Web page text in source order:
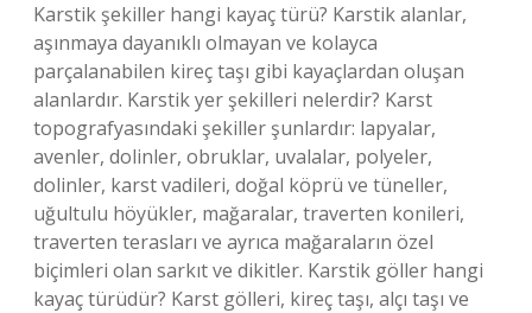
Karstik şekiller hangi kayaç türü? Karstik alanlar,
aşınmaya dayanıklı olmayan ve kolayca
parçalanabilen kireç taşı gibi kayaçlardan oluşan
alanlardır. Karstik yer şekilleri nelerdir? Karst
topografyasındaki şekiller şunlardır: lapyalar,
avenler, dolinler, obruklar, uvalalar, polyeler,
dolinler, karst vadileri, doğal köprü ve tüneller,
uğultulu höyükler, mağaralar, traverten konileri,
traverten terasları ve ayrıca mağaraların özel
biçimleri olan sarkıt ve dikitler. Karstik göller hangi
kayaç türüdür? Karst gölleri, kireç taşı, alçı taşı ve